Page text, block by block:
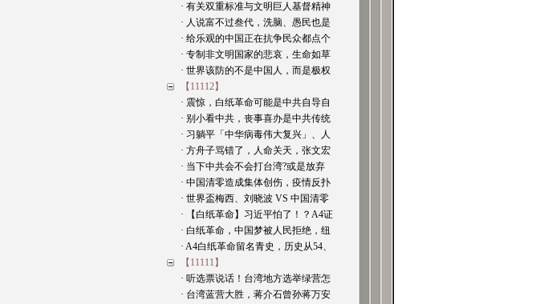
· 有关双重标准与文明巨人基督精神
· 人说富不过叁代，洗脑、愚民也是
· 给乐观的中国正在抗争民众都点个
· 专制非文明国家的悲哀，生命如草
· 世界该防的不是中国人，而是极权
【11112】
· 震惊，白纸革命可能是中共自导自
· 别小看中共，丧事喜办是中共传统
· 习躺平「中华病毒伟大复兴」、人
· 方舟子骂错了，人命关天，张文宏
· 当下中共会不会打台湾?或是放弃
· 中国清零造成集体创伤，疫情反扑
· 世界盃梅西、刘晓波 VS 中国清零
· 【白纸革命】习近平怕了！？A4证
· 白纸革命，中国梦被人民拒绝，纽
· A4白纸革命留名青史，历史从54、
【11111】
· 听选票说话！台湾地方选举绿营怎
· 台湾蓝营大胜，蒋介石曾孙蒋万安